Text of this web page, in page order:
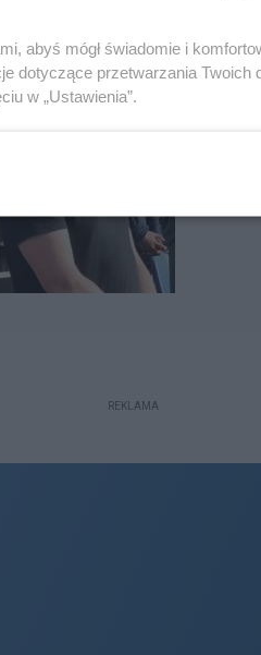
REKLAMA
abyś mógł świadomie i
dotyczące przetwarzania Twoich
w „Ustawienia”.